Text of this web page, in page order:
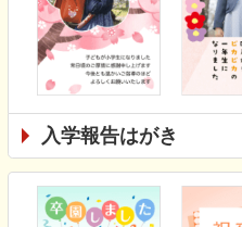
入学報告はがき